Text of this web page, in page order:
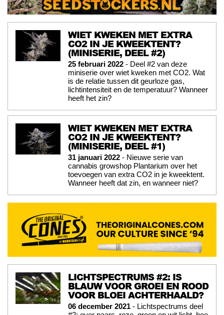
WIET KWEKEN MET EXTRA
CO2 IN JE KWEEKTENT?
(MINISERIE, DEEL #2)
25 februari 2022 - Deel #2 van deze
miniserie over wiet kweken met CO2. Wat
is de relatie tussen dit geurloze gas,
lichtintensiteit en de temperatuur? Wanneer
heeft het zin?
WIET KWEKEN MET EXTRA
CO2 IN JE KWEEKTENT?
(MINISERIE, DEEL #1)
31 januari 2022 - Nieuwe serie van
cannabis growshop Plantarium over het
toevoegen van extra CO2 in je kweektent.
Wanneer heeft dat zin, en wanneer niet?
LICHTSPECTRUMS #2: IS
BLAUW VOOR GROEI EN ROOD
VOOR BLOEI ACHTERHAALD?
06 december 2021 - Lichtspectrums deel